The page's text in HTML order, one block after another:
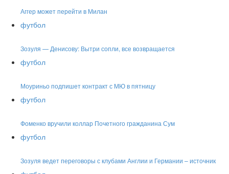
Аггер может перейти в Милан
футбол
Зозуля — Денисову: Вытри сопли, все возвращается
футбол
Моуриньо подпишет контракт с МЮ в пятницу
футбол
Фоменко вручили коллар Почетного гражданина Сум
футбол
Зозуля ведет переговоры с клубами Англии и Германии – источник